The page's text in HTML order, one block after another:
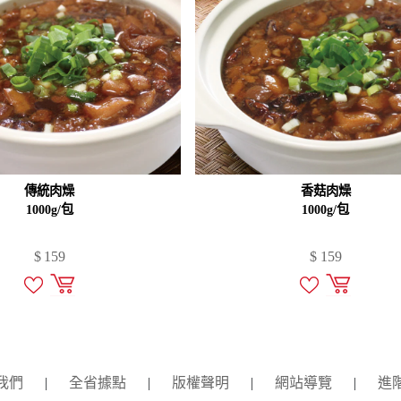
傳統肉燥
1000g/包
$ 159
香菇肉燥
1000g/包
$ 159
們 | 全省據點 | 版權聲明 | 網站導覽 | 進